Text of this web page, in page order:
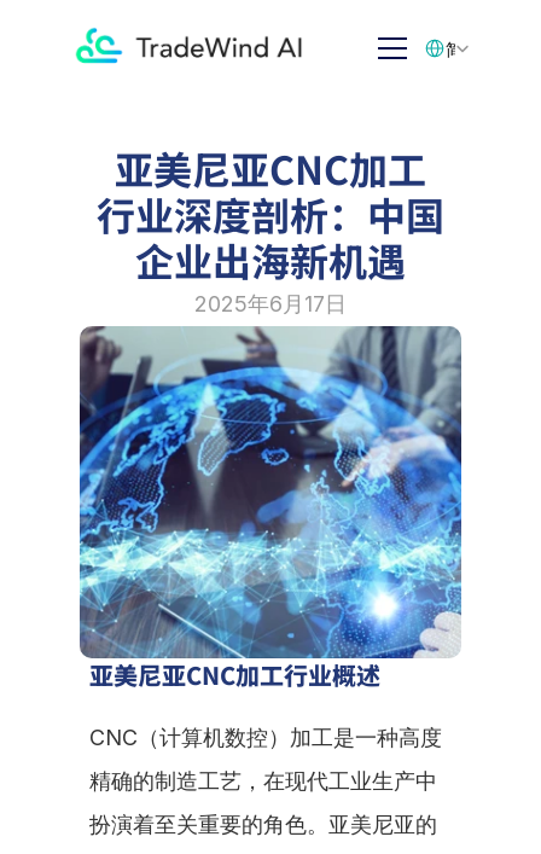
亚美尼亚CNC加工
行业深度剖析：中国
企业出海新机遇
2025年6月17日
亚美尼亚CNC加工行业概述
CNC（计算机数控）加工是一种高度
精确的制造工艺，在现代工业生产中
扮演着至关重要的角色。亚美尼亚的
简体中文